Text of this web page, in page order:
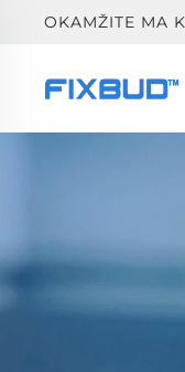
OKAMŽITE MA